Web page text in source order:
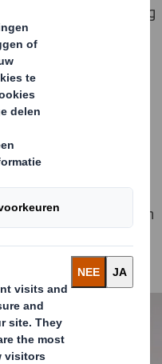
een studierichting
veel jongeren
fabrieksmuren
om hier
met het STEM-
Technology,
VRT en Technopolis
kleine inkijk wordt
van twee technische
designer Linde en
wat het werken in
maakt.